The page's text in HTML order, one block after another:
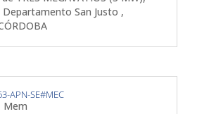
San Justo ,
APN-SE#MEC
Mem